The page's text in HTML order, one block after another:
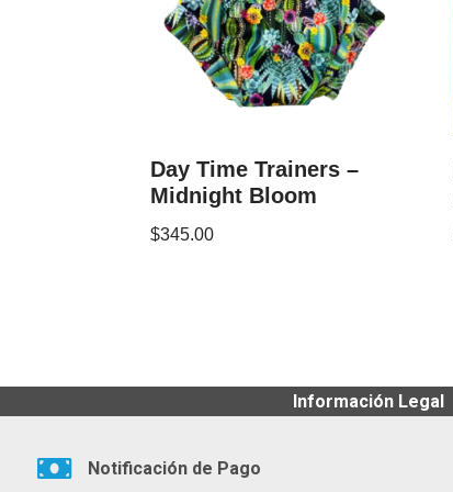
Day Time Trainers –
Midnight Bloom
$345.00
Información Legal
Notificación de Pago